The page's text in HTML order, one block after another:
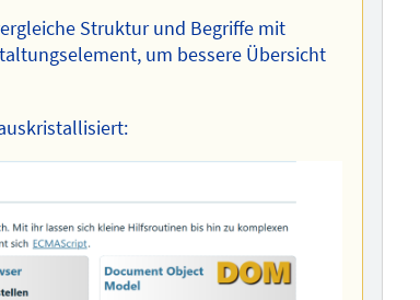
Struktur und Begriffe mit
um bessere Übersicht